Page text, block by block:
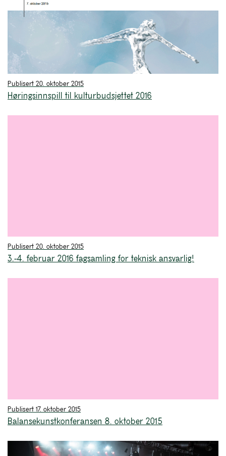
Publisert 20. oktober 2015
Høringsinnspill til kulturbudsjettet 2016
Publisert 20. oktober 2015
3.-4. februar 2016 fagsamling for teknisk ansvarlig!
Publisert 17. oktober 2015
Balansekunstkonferansen 8. oktober 2015